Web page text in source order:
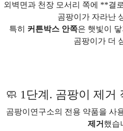
외벽면과 천장 모서리 쪽에 **결
곰팡이가 자라난
특히 커튼박스 안쪽은 햇빛이
곰팡이가 더
🧼 1단계. 곰팡이 제거
곰팡이연구소의 전용 약품을 사
제거 했습